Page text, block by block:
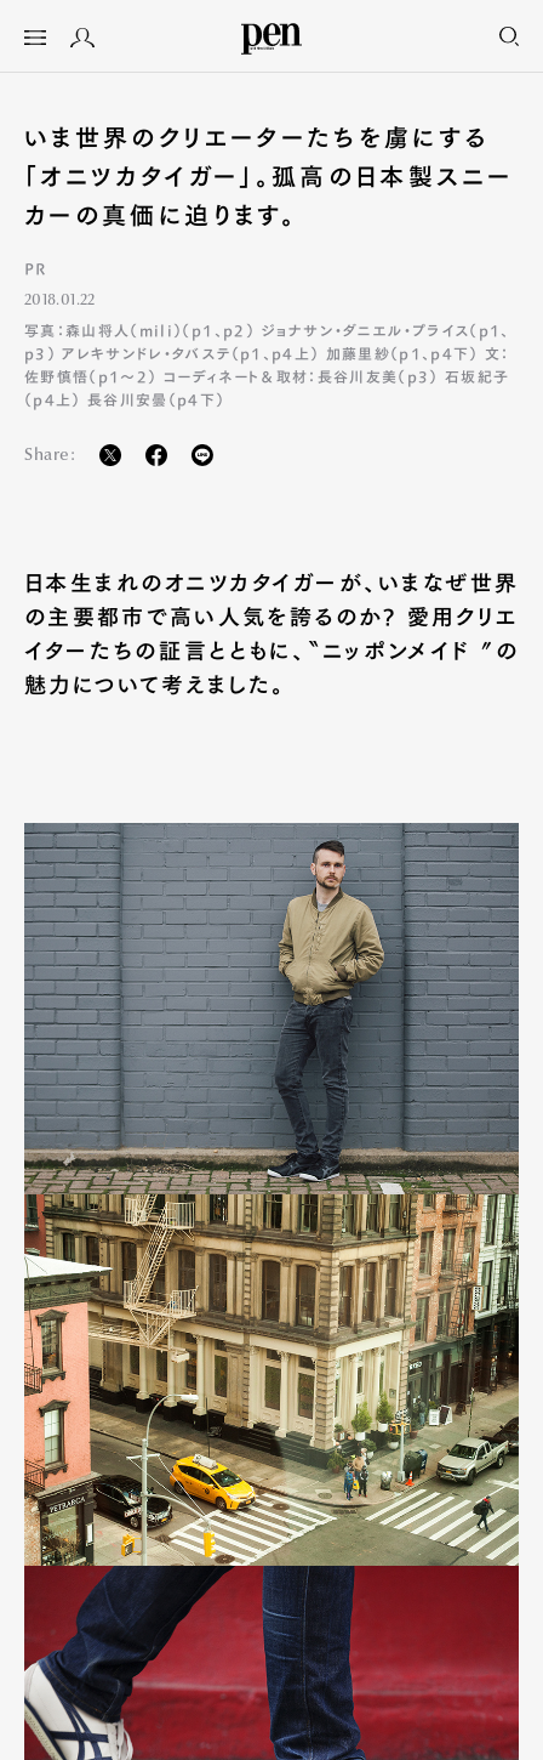
いま世界のクリエーターたちを虜にする
「オニツカタイガー」。孤高の日本製スニー
カーの真価に迫ります。
PR
2018.01.22
写真：森山将人（mili）（p1、p2） ジョナサン・ダニエル・プライス（p1、
p3） アレキサンドレ・タバステ（p1、p4上） 加藤里紗（p1、p4下） 文：
佐野慎悟（p1〜2） コーディネート＆取材：長谷川友美（p3） 石坂紀子
（p4上） 長谷川安曇（p4下）
Share:
日本生まれのオニツカタイガーが、いまなぜ世界
の主要都市で高い人気を誇るのか? 愛用クリエ
イターたちの証言とともに、〝ニッポンメイド〞の
魅力について考えました。